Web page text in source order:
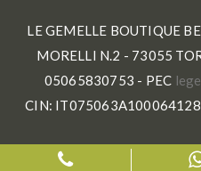
LE GEMELLE BOUTIQUE
MORELLI N.2 - 73055
05065830753 - PEC gel
CIN: